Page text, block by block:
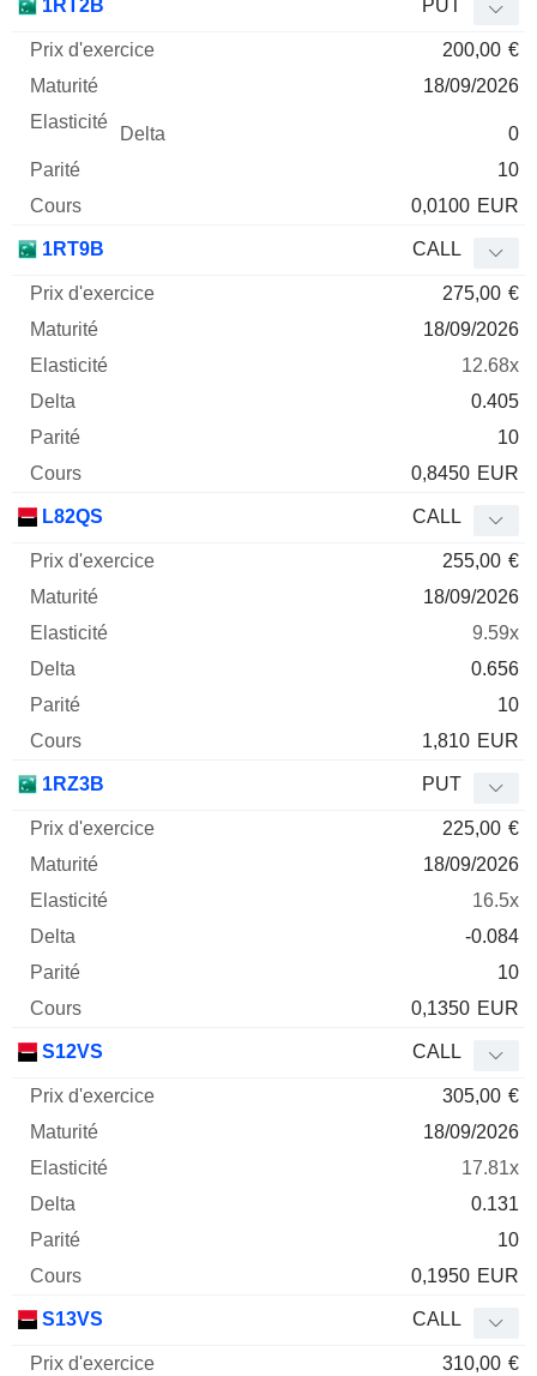
1RT2B PUT
200,00 €
18/09/2026
0
10
0,0100 EUR
1RT9B CALL
275,00 €
18/09/2026
12.68x
0.405
10
0,8450 EUR
L82QS CALL
255,00 €
18/09/2026
9.59x
0.656
10
1,810 EUR
1RZ3B PUT
225,00 €
18/09/2026
16.5x
-0.084
10
0,1350 EUR
S12VS CALL
305,00 €
18/09/2026
17.81x
0.131
10
0,1950 EUR
S13VS CALL
310,00 €